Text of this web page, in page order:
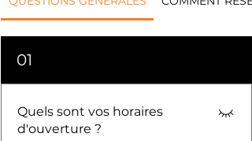
01
Quels sont vos horaires
d'ouverture ?